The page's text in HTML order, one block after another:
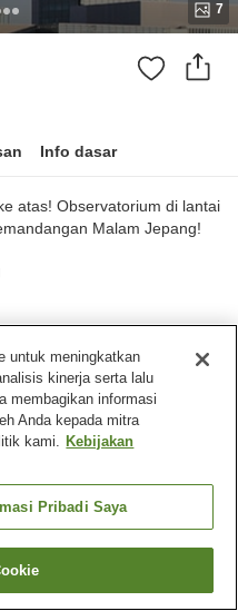
7
Info dasar
atas! Observatorium di lantai
Malam Jepang!
Restoran
Kafe
Niigata Hotel Nikko Niigata
untuk meningkatkan
kinerja serta lalu
membagikan informasi
Anda kepada mitra
kami. Kebijakan
Pribadi Saya